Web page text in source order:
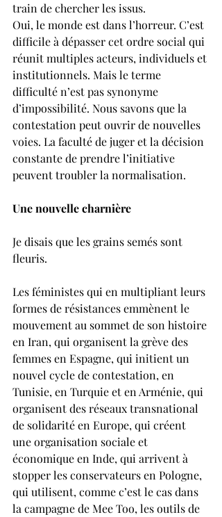
train de chercher les issus.
Oui, le monde est dans l’horreur. C’est
difficile à dépasser cet ordre social qui
réunit multiples acteurs, individuels et
institutionnels. Mais le terme
difficulté n’est pas synonyme
d’impossibilité. Nous savons que la
contestation peut ouvrir de nouvelles
voies. La faculté de juger et la décision
constante de prendre l’initiative
peuvent troubler la normalisation.
Une nouvelle charnière
Je disais que les grains semés sont
fleuris.
Les féministes qui en multipliant leurs
formes de résistances emmènent le
mouvement au sommet de son histoire
en Iran, qui organisent la grève des
femmes en Espagne, qui initient un
nouvel cycle de contestation, en
Tunisie, en Turquie et en Arménie, qui
organisent des réseaux transnational
de solidarité en Europe, qui créent
une organisation sociale et
économique en Inde, qui arrivent à
stopper les conservateurs en Pologne,
qui utilisent, comme c’est le cas dans
la campagne de Mee Too, les outils de